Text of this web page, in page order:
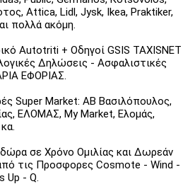
Attica, Lidl, Jysk, Ikea, Praktiker,
πολλά ακόμη.
Autotriti + Οδηγοί GSIS TAXISNET
Δηλώσεις - Ασφαλιστικές
ΕΦΟΡΙΑΣ.
Super Market: ΑΒ Βασιλόπουλος,
ΕΛΟΜΑΣ, My Market, Ελομάς,
σε Χρόνο Ομιλίας και Δωρεάν
τις Προσφορες Cosmote - Wind -
Up - Q.